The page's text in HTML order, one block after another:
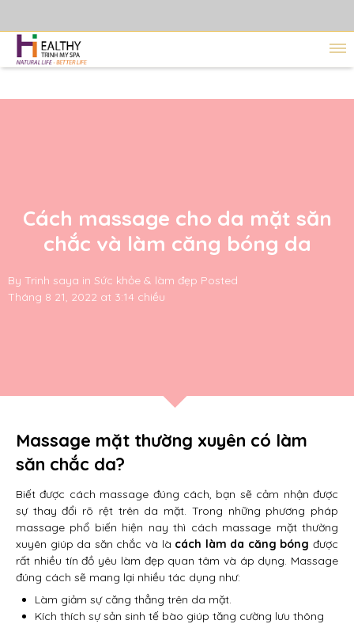
Cách massage cho da mặt săn
chắc và làm căng bóng da
By Trinh saya in Sức khỏe & làm đẹp Posted
Tháng 8 21, 2022 at 3:14 chiều
Massage mặt thường xuyên có làm
săn chắc da?
Biết được cách massage đúng cách, bạn sẽ cảm nhận được
sự thay đổi rõ rệt trên da mặt. Trong những phương pháp
massage phổ biến hiện nay thì cách massage mặt thường
xuyên giúp da săn chắc và là cách làm da căng bóng được
rất nhiều tín đồ yêu làm đẹp quan tâm và áp dụng. Massage
đúng cách sẽ mang lại nhiều tác dụng như:
Làm giảm sự căng thẳng trên da mặt.
Kích thích sự sản sinh tế bào giúp tăng cường lưu thông